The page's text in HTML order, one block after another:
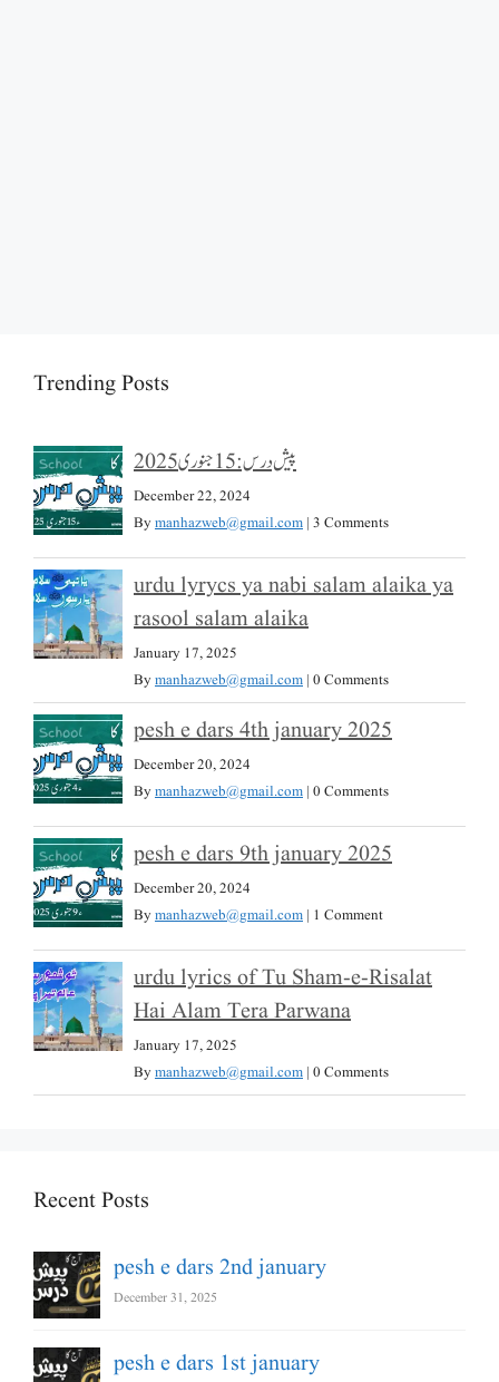
Trending Posts
پیش درس: 15 جنوری 2025
December 22, 2024
Bymanhazweb@gmail.com | 3 Comments
urdu lyrycs ya nabi salam alaika ya
rasool salam alaika
January 17, 2025
Bymanhazweb@gmail.com | 0 Comments
pesh e dars 4th january 2025
December 20, 2024
Bymanhazweb@gmail.com | 0 Comments
pesh e dars 9th january 2025
December 20, 2024
Bymanhazweb@gmail.com | 1 Comment
urdu lyrics of Tu Sham-e-Risalat
Hai Alam Tera Parwana
January 17, 2025
Bymanhazweb@gmail.com | 0 Comments
Recent Posts
pesh e dars 2nd january
December 31, 2025
pesh e dars 1st january